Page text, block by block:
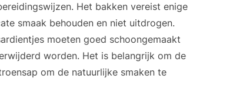
Het bakken vereist enige
smaak behouden en niet uitdrogen.
moeten goed schoongemaakt
worden. Het is belangrijk om de
om de natuurlijke smaken te